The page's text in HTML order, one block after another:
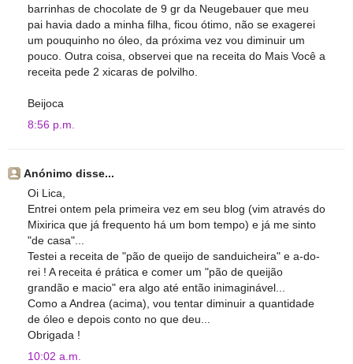
barrinhas de chocolate de 9 gr da Neugebauer que meu
pai havia dado a minha filha, ficou ótimo, não se exagerei
um pouquinho no óleo, da próxima vez vou diminuir um
pouco. Outra coisa, observei que na receita do Mais Você a
receita pede 2 xicaras de polvilho.
Beijoca
8:56 p.m.
Anónimo disse...
Oi Lica,
Entrei ontem pela primeira vez em seu blog (vim através do
Mixirica que já frequento há um bom tempo) e já me sinto
"de casa"...
Testei a receita de "pão de queijo de sanduicheira" e a-do-
rei ! A receita é prática e comer um "pão de queijão
grandão e macio" era algo até então inimaginável...
Como a Andrea (acima), vou tentar diminuir a quantidade
de óleo e depois conto no que deu...
Obrigada !
10:02 a.m.